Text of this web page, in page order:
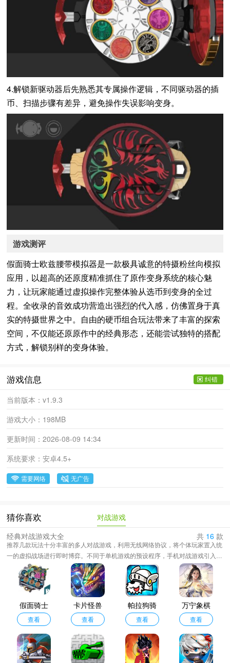
4.解锁新驱动器后先熟悉其专属操作逻辑，不同驱动器的插
币、扫描步骤有差异，避免操作失误影响变身。
游戏测评
假面骑士欧兹腰带模拟器是一款极具诚意的特摄粉丝向模拟
应用，以超高的还原度精准抓住了原作变身系统的核心魅
力，让玩家能通过虚拟操作完整体验从选币到变身的全过
程。全收录的音效成功营造出强烈的代入感，仿佛置身于真
实的特摄世界之中。自由的硬币组合玩法带来了丰富的探索
空间，不仅能还原原作中的经典形态，还能尝试独特的搭配
方式，解锁别样的变身体验。
游戏信息
当前版本：v1.9.3
游戏大小： 198MB
更新时间：2026-08-09 14:34
系统要求：安卓4.5+
需要网络 无广告
纠错
猜你喜欢
对战游戏
经典对战游戏大全
共 16 款
推荐几款玩法十分丰富的多人对战游戏，利用无线网络协议，将个体玩家置入统
一的虚拟战场进行即时博弈。不同于单机游戏的预设程序，手机对战游戏引入了
不可控的人类变量，使得每一场战斗的局势走向都充满变数，从经典MOBA的战
术协同到FPS的精准射击，再到格斗游戏的帧数博弈。像素风格的横版动作到虚
幻引擎打造的次世代战术竞技，技术的进步让移动端也能承载复杂的物理碰撞与
场景破坏机制，在掌中方寸之间即可感受到身临其境的热血对抗。
假面骑士
欧兹腰带
模拟器
查看
卡片怪兽
最新版
查看
帕拉狗骑
士中文版
查看
万宁象棋
大招版
查看